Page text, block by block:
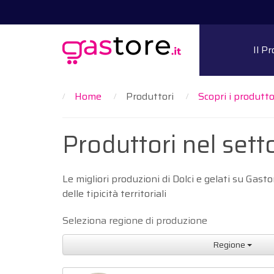
Il
Home Produttori Scopri i
Produttori nel
Le migliori produzioni di Dolci e gelati su
delle tipicità territoriali
Seleziona regione di produzione
Regione